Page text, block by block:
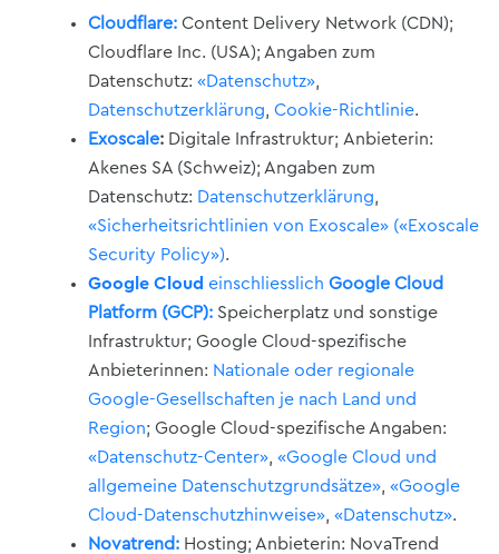
Cloudflare: Content Delivery Network (CDN);
Cloudflare Inc. (USA); Angaben zum
Datenschutz: «Datenschutz»,
Datenschutzerklärung, Cookie-Richtlinie.
Exoscale: Digitale Infrastruktur; Anbieterin:
Akenes SA (Schweiz); Angaben zum
Datenschutz: Datenschutzerklärung,
«Sicherheitsrichtlinien von Exoscale» («Exoscale
Security Policy»).
Google Cloud einschliesslich Google Cloud
Platform (GCP): Speicherplatz und sonstige
Infrastruktur; Google Cloud-spezifische
Anbieterinnen: Nationale oder regionale
Google-Gesellschaften je nach Land und
Region; Google Cloud-spezifische Angaben:
«Datenschutz-Center», «Google Cloud und
allgemeine Datenschutzgrundsätze», «Google
Cloud-Datenschutzhinweise», «Datenschutz».
Novatrend: Hosting; Anbieterin: NovaTrend